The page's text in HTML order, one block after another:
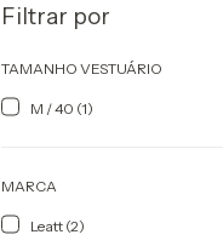
Filtrar por
TAMANHO VESTUÁRIO
M / 40 (1)
MARCA
Leatt (2)